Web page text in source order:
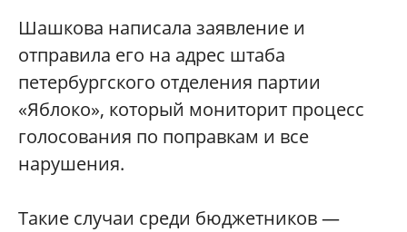
Шашкова написала заявление и
отправила его на адрес штаба
петербургского отделения партии
«Яблоко», который мониторит процесс
голосования по поправкам и все
нарушения.
Такие случаи среди бюджетников —